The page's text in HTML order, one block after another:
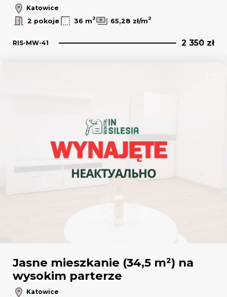
Katowice
2 pokoje
36 m2 65,28 zł/m2
RIS-MW-41 2 350 zł
Jasne mieszkanie (34,5 m²) na
wysokim parterze
Katowice